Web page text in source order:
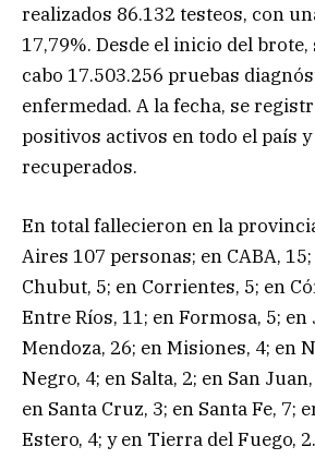
realizados 86.132 testeos, con
17,79%. Desde el inicio del
cabo 17.503.256 pruebas
enfermedad. A la fecha, se
positivos activos en todo el país
recuperados.
En total fallecieron en la
Aires 107 personas; en CABA,
Chubut, 5; en Corrientes, 5; en
Entre Ríos, 11; en Formosa, 5; en
Mendoza, 26; en Misiones, 4; en
Negro, 4; en Salta, 2; en San
en Santa Cruz, 3; en Santa Fe, 7;
Estero, 4; y en Tierra del Fuego, 2.